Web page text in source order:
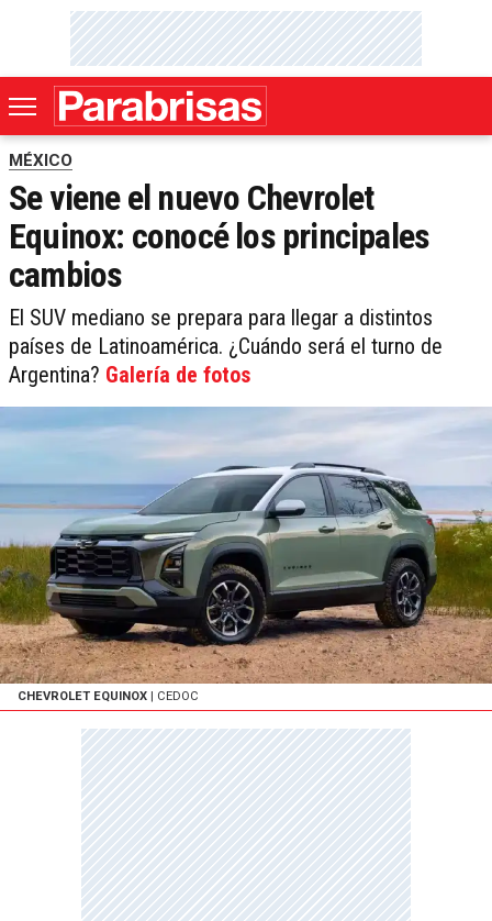
MÉXICO
Se viene el nuevo Chevrolet
Equinox: conocé los principales
cambios
El SUV mediano se prepara para llegar a distintos
países de Latinoamérica. ¿Cuándo será el turno de
Argentina? Galería de fotos
CHEVROLET EQUINOX | CEDOC